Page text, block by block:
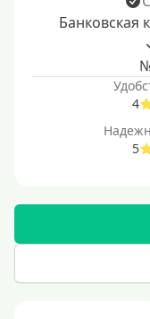
Банковская
4
5